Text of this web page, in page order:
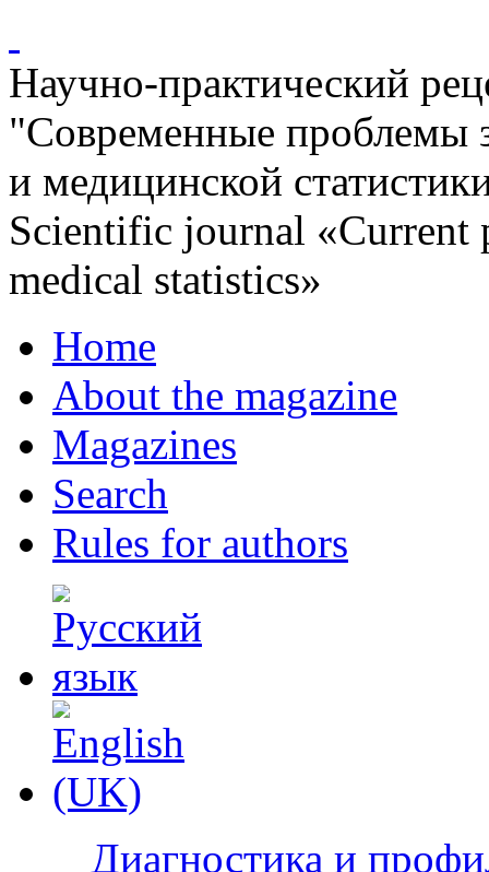
Научно-практический
"Современные проблемы
и медицинской
Scientific journal «Current
medical statistics»
Home
About the magazine
Magazines
Search
Rules for authors
Диагностика и